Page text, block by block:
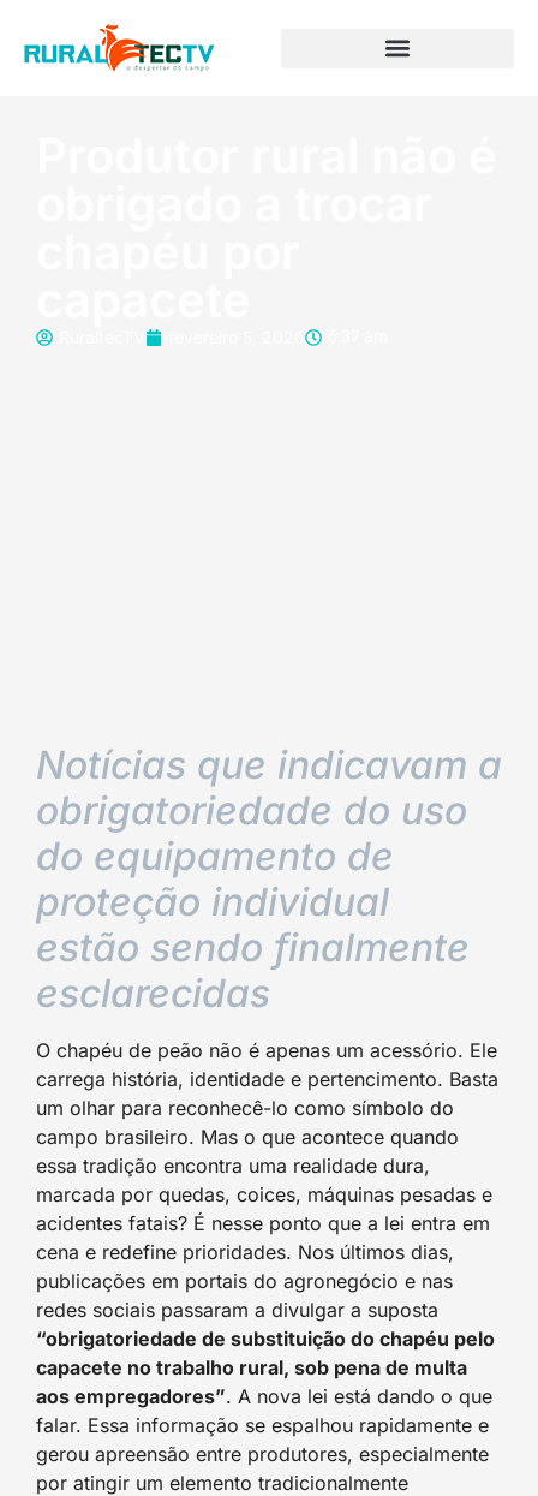
Notícias que indicavam a
obrigatoriedade do uso
do equipamento de
proteção individual
estão sendo finalmente
esclarecidas
O chapéu de peão não é apenas um acessório. Ele
carrega história, identidade e pertencimento. Basta
um olhar para reconhecê-lo como símbolo do
campo brasileiro. Mas o que acontece quando
essa tradição encontra uma realidade dura,
marcada por quedas, coices, máquinas pesadas e
acidentes fatais? É nesse ponto que a lei entra em
cena e redefine prioridades. Nos últimos dias,
publicações em portais do agronegócio e nas
redes sociais passaram a divulgar a suposta
“obrigatoriedade de substituição do chapéu pelo
capacete no trabalho rural, sob pena de multa
aos empregadores”. A nova lei está dando o que
falar. Essa informação se espalhou rapidamente e
gerou apreensão entre produtores, especialmente
por atingir um elemento tradicionalmente